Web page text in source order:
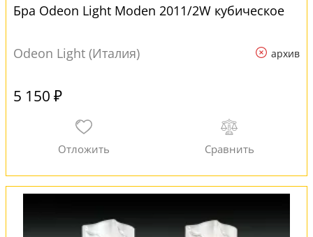
Бра Odeon Light Moden 2011/2W кубическое
Odeon Light (Италия) архив
5 150 ₽